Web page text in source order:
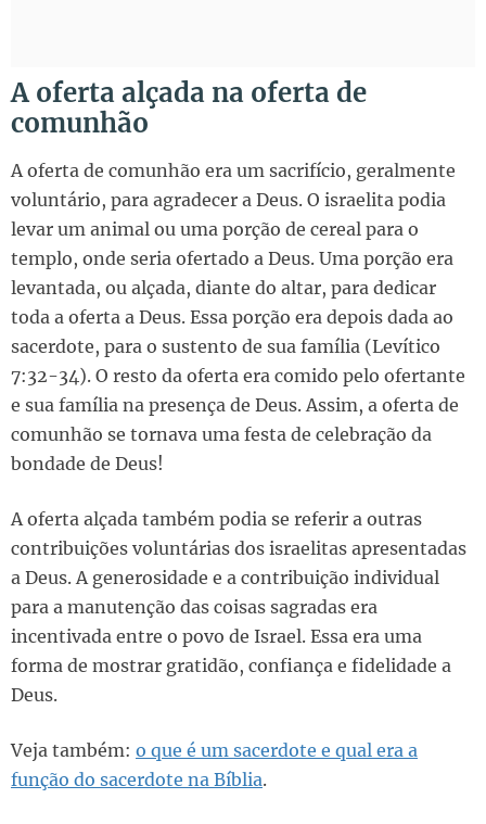
A oferta alçada na oferta de
comunhão
A oferta de comunhão era um sacrifício, geralmente
voluntário, para agradecer a Deus. O israelita podia
levar um animal ou uma porção de cereal para o
templo, onde seria ofertado a Deus. Uma porção era
levantada, ou alçada, diante do altar, para dedicar
toda a oferta a Deus. Essa porção era depois dada ao
sacerdote, para o sustento de sua família (Levítico
7:32-34). O resto da oferta era comido pelo ofertante
e sua família na presença de Deus. Assim, a oferta de
comunhão se tornava uma festa de celebração da
bondade de Deus!
A oferta alçada também podia se referir a outras
contribuições voluntárias dos israelitas apresentadas
a Deus. A generosidade e a contribuição individual
para a manutenção das coisas sagradas era
incentivada entre o povo de Israel. Essa era uma
forma de mostrar gratidão, confiança e fidelidade a
Deus.
Veja também: o que é um sacerdote e qual era a
função do sacerdote na Bíblia.